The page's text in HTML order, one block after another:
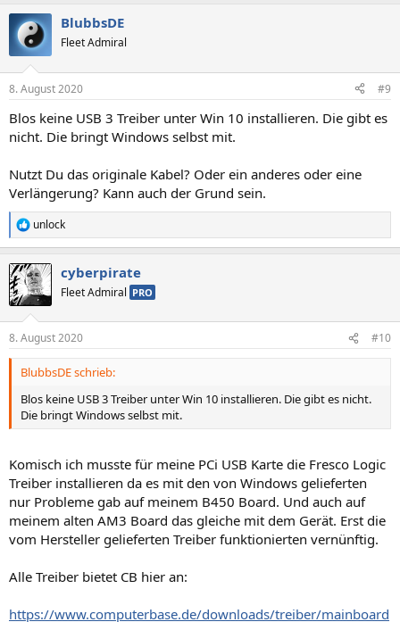
BlubbsDE
Fleet Admiral
8. August 2020 #9
Blos keine USB 3 Treiber unter Win 10 installieren. Die gibt es
nicht. Die bringt Windows selbst mit.
Nutzt Du das originale Kabel? Oder ein anderes oder eine
Verlängerung? Kann auch der Grund sein.
R
e
k
t
i
e
n
unlock
cyberpirate
Fleet Admiral PRO
8. August 2020 #10
BlubbsDE schrieb:
Blos keine USB 3 Treiber unter Win 10 installieren. Die gibt es nicht.
Die bringt Windows selbst mit.
Komisch ich musste für meine PCi USB Karte die Fresco Logic
Treiber installieren da es mit den von Windows gelieferten
nur Probleme gab auf meinem B450 Board. Und auch auf
meinem alten AM3 Board das gleiche mit dem Gerät. Erst die
vom Hersteller gelieferten Treiber funktionierten vernünftig.
Alle Treiber bietet CB hier an:
https://www.computerbase.de/downloads/treiber/mainboard